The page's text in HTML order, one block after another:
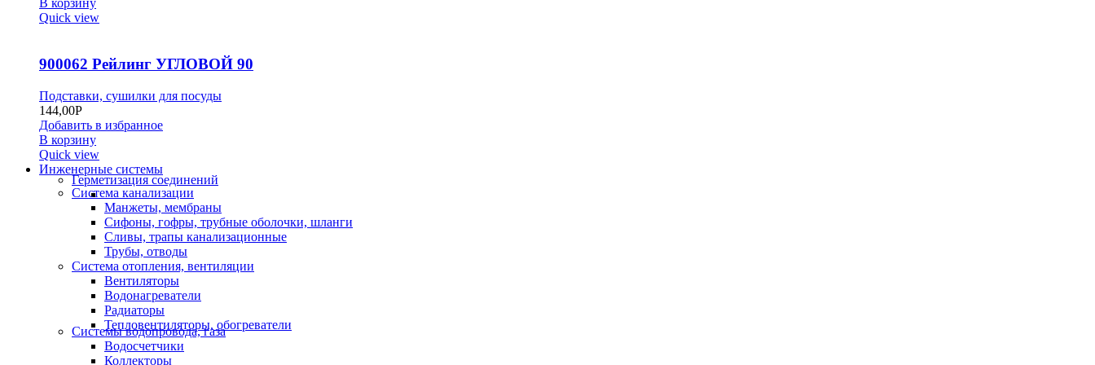
В корзину
Quick view
900062 Рейлинг УГЛОВОЙ 90
Подставки, сушилки для посуды
144,00Р
Добавить в избранное
В корзину
Quick view
Инженерные системы
Герметизация соединений
Система канализации
Манжеты, мембраны
Сифоны, гофры, трубные оболочки, шланги
Сливы, трапы канализационные
Трубы, отводы
Система отопления, вентиляции
Вентиляторы
Водонагреватели
Радиаторы
Тепловентиляторы, обогреватели
Системы водопровода, газа
Водосчетчики
Коллекторы